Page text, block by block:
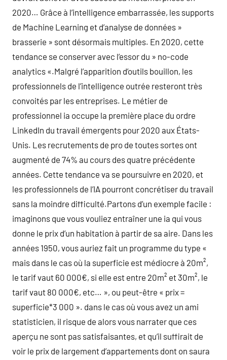
2020… Grâce à l’intelligence embarrassée, les supports
de Machine Learning et d’analyse de données »
brasserie » sont désormais multiples. En 2020, cette
tendance se conserver avec l’essor du » no-code
analytics «.Malgré l’apparition d’outils bouillon, les
professionnels de l’intelligence outrée resteront très
convoités par les entreprises. Le métier de
professionnel ia occupe la première place du ordre
LinkedIn du travail émergents pour 2020 aux États-
Unis. Les recrutements de pro de toutes sortes ont
augmenté de 74% au cours des quatre précédente
années. Cette tendance va se poursuivre en 2020, et
les professionnels de l’IA pourront concrétiser du travail
sans la moindre difficulté.Partons d’un exemple facile :
imaginons que vous vouliez entraîner une ia qui vous
donne le prix d’un habitation à partir de sa aire. Dans les
années 1950, vous auriez fait un programme du type «
mais dans le cas où la superficie est médiocre à 20m²,
le tarif vaut 60 000€, si elle est entre 20m² et 30m², le
tarif vaut 80 000€, etc… », ou peut-être « prix =
superficie*3 000 ». dans le cas où vous avez un ami
statisticien, il risque de alors vous narrater que ces
aperçu ne sont pas satisfaisantes, et qu’il suffirait de
voir le prix de largement d’appartements dont on saura